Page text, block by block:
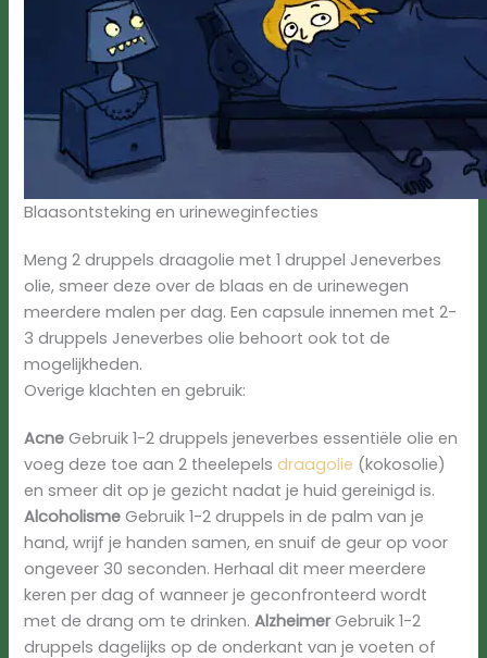
Blaasontsteking en urineweginfecties
Meng 2 druppels draagolie met 1 druppel Jeneverbes
olie, smeer deze over de blaas en de urinewegen
meerdere malen per dag. Een capsule innemen met 2-
3 druppels Jeneverbes olie behoort ook tot de
mogelijkheden.
Overige klachten en gebruik:
Acne Gebruik 1-2 druppels jeneverbes essentiële olie en
voeg deze toe aan 2 theelepelsdraagolie (kokosolie)
en smeer dit op je gezicht nadat je huid gereinigd is.
Alcoholisme Gebruik 1-2 druppels in de palm van je
hand, wrijf je handen samen, en snuif de geur op voor
ongeveer 30 seconden. Herhaal dit meer meerdere
keren per dag of wanneer je geconfronteerd wordt
met de drang om te drinken.AlzheimerGebruik 1-2
druppels dagelijks op de onderkant van je voeten of